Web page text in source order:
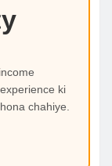
ki
chahiye.